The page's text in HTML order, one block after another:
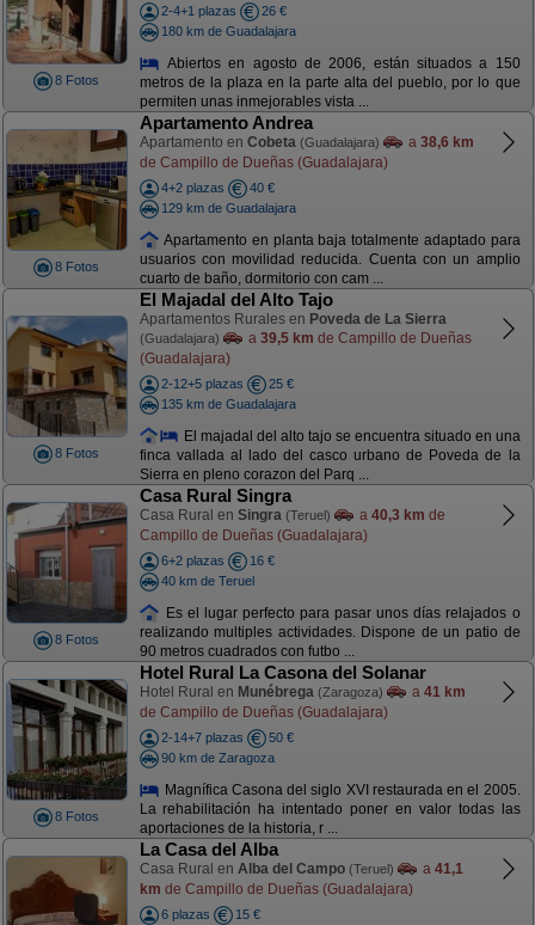
8 Fotos
2-4+1 plazas
26 €
180 km de Guadalajara
Abiertos en agosto de 2006, están situados a 150
metros de la plaza en la parte alta del pueblo, por lo que
permiten unas inmejorables vista ...
8 Fotos
Apartamento Andrea
Apartamento en Cobeta (Guadalajara) a 38,6 km
de Campillo de Dueñas (Guadalajara)
4+2 plazas
40 €
129 km de Guadalajara
Apartamento en planta baja totalmente adaptado para
usuarios con movilidad reducida. Cuenta con un amplio
cuarto de baño, dormitorio con cam ...
8 Fotos
El Majadal del Alto Tajo
Apartamentos Rurales en Poveda de La Sierra
(Guadalajara) a 39,5 km de Campillo de Dueñas
(Guadalajara)
2-12+5 plazas
25 €
135 km de Guadalajara
El majadal del alto tajo se encuentra situado en una
finca vallada al lado del casco urbano de Poveda de la
Sierra en pleno corazon del Parq ...
8 Fotos
Casa Rural Singra
Casa Rural en Singra (Teruel) a 40,3 km de
Campillo de Dueñas (Guadalajara)
6+2 plazas
16 €
40 km de Teruel
Es el lugar perfecto para pasar unos días relajados o
realizando multiples actividades. Dispone de un patio de
90 metros cuadrados con futbo ...
8 Fotos
Hotel Rural La Casona del Solanar
Hotel Rural en Munébrega (Zaragoza) a 41 km
de Campillo de Dueñas (Guadalajara)
2-14+7 plazas
50 €
90 km de Zaragoza
Magnífica Casona del siglo XVI restaurada en el 2005.
La rehabilitación ha intentado poner en valor todas las
aportaciones de la historia, r ...
La Casa del Alba
Casa Rural en Alba del Campo (Teruel) a 41,1
km de Campillo de Dueñas (Guadalajara)
6 plazas
15 €